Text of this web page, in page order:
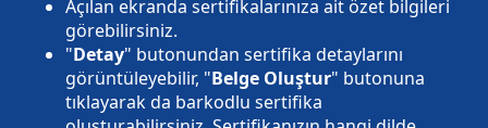
Açılan ekranda sertifikalarınıza ait özet bilgileri
görebilirsiniz.
"Detay" butonundan sertifika detaylarını
görüntüleyebilir, "Belge Oluştur" butonuna
tıklayarak da barkodlu sertifika